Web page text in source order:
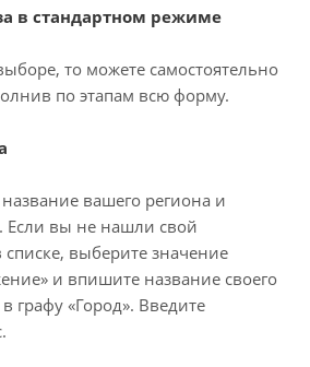
в стандартном режиме
то можете самостоятельно
по этапам всю форму.
вашего региона и
Если вы не нашли свой
выберите значение
и впишите название своего
графу «Город». Введите